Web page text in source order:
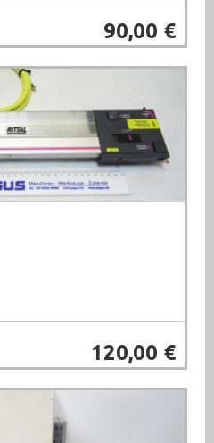
90,00 €
120,00 €